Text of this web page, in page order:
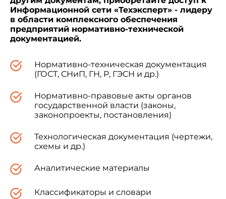
Информационной сети «Техэксперт» - лидеру
в области комплексного обеспечения
предприятий нормативно-технической
документацией.
Нормативно-техническая документация
(ГОСТ, СНиП, ГН, Р, ГЭСН и др.)
Нормативно-правовые акты органов
государственной власти (законы,
законопроекты, постановления)
Технологическая документация (чертежи,
схемы и др.)
Аналитические материалы
Классификаторы и словари